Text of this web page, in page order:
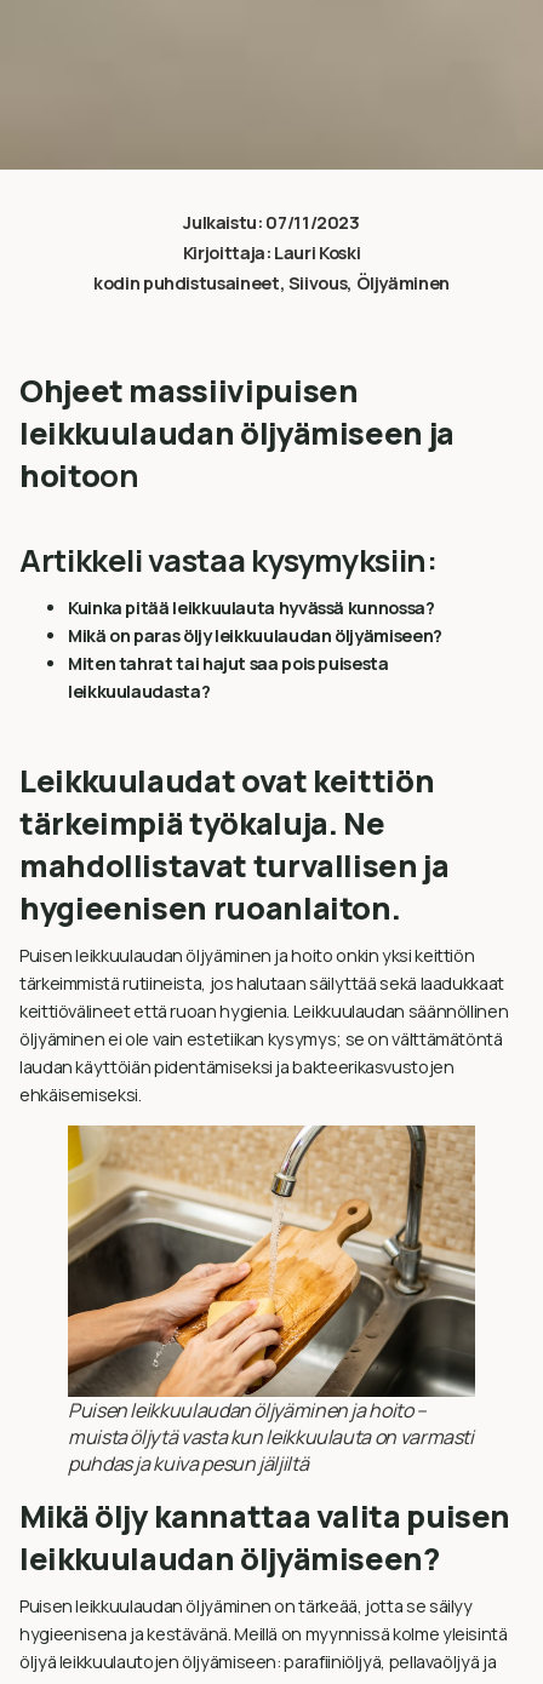
Julkaistu: 07/11/2023
Kirjoittaja: Lauri Koski
kodin puhdistusaineet, Siivous, Öljyäminen
Ohjeet massiivipuisen
leikkuulaudan öljyämiseen ja
hoitoon
Artikkeli vastaa kysymyksiin:
Kuinka pitää leikkuulauta hyvässä kunnossa?
Mikä on paras öljy leikkuulaudan öljyämiseen?
Miten tahrat tai hajut saa pois puisesta
leikkuulaudasta?
Leikkuulaudat ovat keittiön
tärkeimpiä työkaluja. Ne
mahdollistavat turvallisen ja
hygieenisen ruoanlaiton.
Puisen leikkuulaudan öljyäminen ja hoito onkin yksi keittiön
tärkeimmistä rutiineista, jos halutaan säilyttää sekä laadukkaat
keittiövälineet että ruoan hygienia. Leikkuulaudan säännöllinen
öljyäminen ei ole vain estetiikan kysymys; se on välttämätöntä
laudan käyttöiän pidentämiseksi ja bakteerikasvustojen
ehkäisemiseksi.
Puisen leikkuulaudan öljyäminen ja hoito –
muista öljytä vasta kun leikkuulauta on varmasti
puhdas ja kuiva pesun jäljiltä
Mikä öljy kannattaa valita puisen
leikkuulaudan öljyämiseen?
Puisen leikkuulaudan öljyäminen on tärkeää, jotta se säilyy
hygieenisena ja kestävänä. Meillä on myynnissä kolme yleisintä
öljyä leikkuulautojen öljyämiseen: parafiiniöljyä, pellavaöljyä ja